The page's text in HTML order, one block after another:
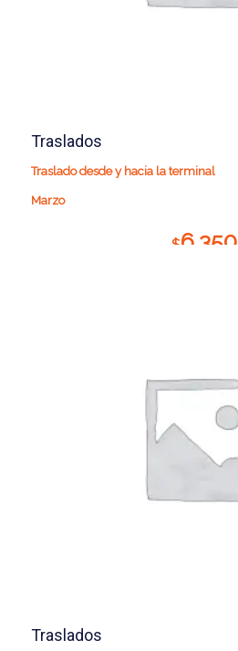
Traslados
Traslado desde y hacia la terminal
Marzo
$6.350
Traslados